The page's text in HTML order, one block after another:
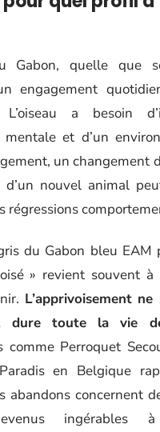
Gabon, quelle que
engagement
L’oiseau a besoin
et d’un
un changement
d’un nouvel animal
régressions
du Gabon bleu EAM
» revient souvent à
L’apprivoisement
dure toute la vie de
comme Perroquet
en Belgique
abandons concernent
ingérables à